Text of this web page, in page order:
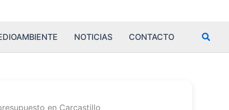
NOTICIAS CONTACTO
en Carcastillo